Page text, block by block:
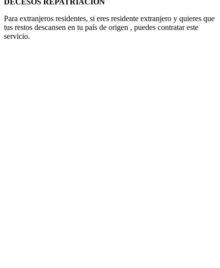
Para extranjeros residentes, si eres residente extranjero y quieres que
tus restos descansen en tu país de origen , puedes contratar este
servicio.